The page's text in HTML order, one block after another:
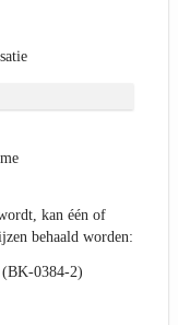
kan één of
behaald worden:
0384-2)